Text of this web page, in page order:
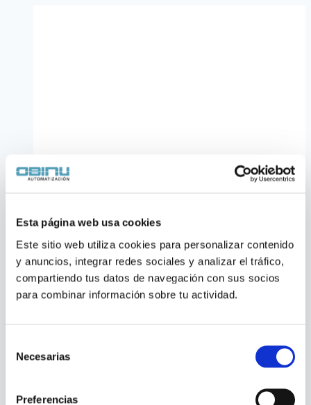
Esta página web usa cookies
Este sitio web utiliza cookies para personalizar contenido
y anuncios, integrar redes sociales y analizar el tráfico,
compartiendo tus datos de navegación con sus socios
para combinar información sobre tu actividad.
Necesarias
Preferencias
Variador de Frecuencia
Danfoss FC-202 Bombas de
Variador de frecuencia
Danfoss VLT AQUA
sistemas de filtración de agua. Incluye control